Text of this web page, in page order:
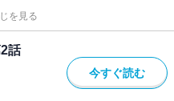
を見る
話
今すぐ読む